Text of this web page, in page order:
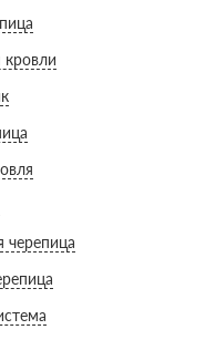
черепица